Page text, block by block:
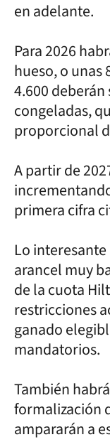
en adelante.
Para 2026
hueso, o unas
4.600 deberán
congeladas,
proporcional
A partir de
primera cifra
Lo
arancel muy
de la cuota
restricciones
ganado
mandatorios.
También
formalización
ampararán a